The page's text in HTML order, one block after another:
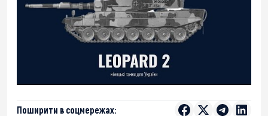
Поширити в соцмережах: